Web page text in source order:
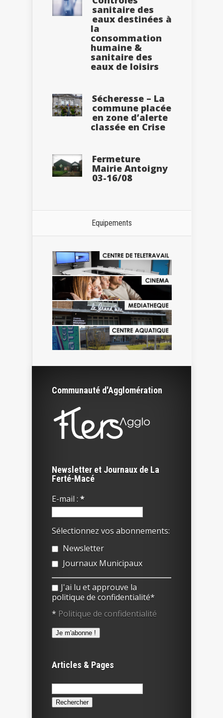
sanitaire des
eaux destinées à
la
consommation
humaine &
sanitaire des
eaux de loisirs
Sécheresse – La
commune placée
en zone d’alerte
classée en Crise
Fermeture
Mairie Antoigny
03-16/08
Equipements
Communauté d'Agglomération
Newsletter et Journaux de La
Ferté-Macé
E-mail : *
Sélectionnez vos abonnements:
Newsletter
Journaux Municipaux
J'ai lu et approuve la
politique de confidentialité*
* Politique de confidentialité
Articles & Pages
Rechercher :